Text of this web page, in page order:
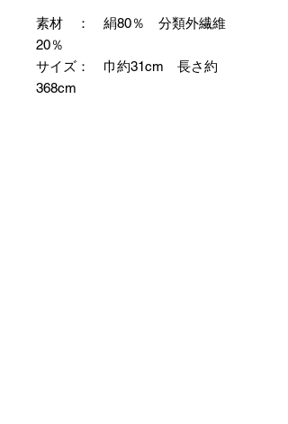
素材 ： 絹80％ 分類外繊維
20％
サイズ： 巾約31cm 長さ約
368cm